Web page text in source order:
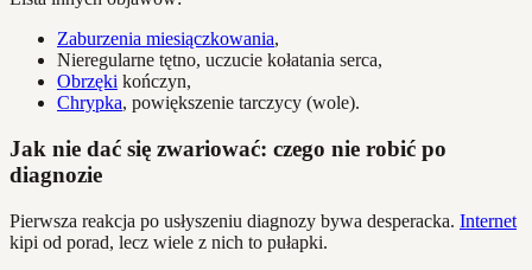
Zaburzenia miesiączkowania,
Nieregularne tętno, uczucie kołatania serca,
Obrzęki kończyn,
Chrypka, powiększenie tarczycy (wole).
Jak nie dać się zwariować: czego nie robić po
diagnozie
Pierwsza reakcja po usłyszeniu diagnozy bywa desperacka. Internet
kipi od porad, lecz wiele z nich to pułapki.